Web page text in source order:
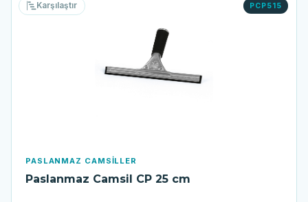
PCP515
Karşılaştır
PASLANMAZ CAMSILLER
Paslanmaz Camsil CP 25 cm